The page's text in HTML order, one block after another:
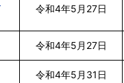
令和4年5月27日
令和4年5月27日
令和4年5月31日